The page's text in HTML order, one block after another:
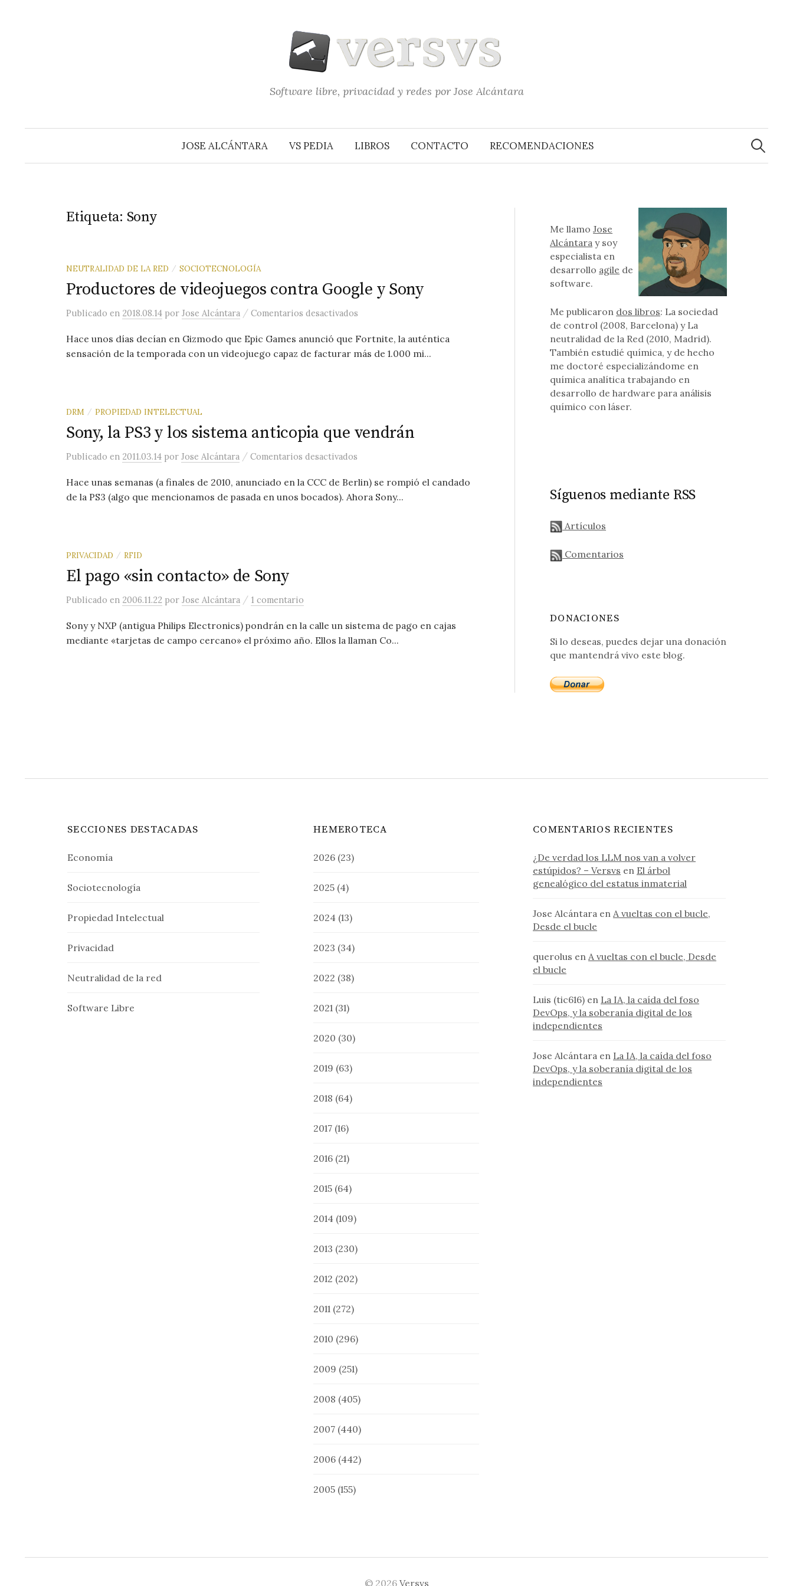
Software libre, privacidad y redes por Jose Alcántara
JOSE ALCÁNTARA VS PEDIA LIBROS CONTACTO RECOMENDACIONES
Buscar:
Etiqueta: Sony
NEUTRALIDAD DE LA RED / SOCIOTECNOLOGÍA
Productores de videojuegos contra Google y Sony
Publicado en 2018.08.14 por Jose Alcántara / Comentarios desactivados en Productores de videojuegos contra Google y Sony
Hace unos días decían en Gizmodo que Epic Games anunció que Fortnite, la auténtica
sensación de la temporada con un videojuego capaz de facturar más de 1.000 mi...
DRM / PROPIEDAD INTELECTUAL
Sony, la PS3 y los sistema anticopia que vendrán
Publicado en 2011.03.14 por Jose Alcántara / Comentarios desactivados
Hace unas semanas (a finales de 2010, anunciado en la CCC de Berlin) se rompió el candado
de la PS3 (algo que mencionamos de pasada en unos bocados). Ahora Sony...
PRIVACIDAD / RFID
El pago «sin contacto» de Sony
Publicado en 2006.11.22 por Jose Alcántara / 1 comentario
Sony y NXP (antigua Philips Electronics) pondrán en la calle un sistema de pago en cajas
mediante «tarjetas de campo cercano» el próximo año. Ellos la llaman Co...
Me llamoJose
Alcántara y soy
especialista en
desarrollo agile de
software.
Me publicaron dos libros: La sociedad
de control (2008, Barcelona) y La
neutralidad de la Red (2010, Madrid).
También estudié química, y de hecho
me doctoré especializándome en
química analítica trabajando en
desarrollo de hardware para análisis
químico con láser.
Síguenos mediante RSS
Artículos
Comentarios
DONACIONES
Si lo deseas, puedes dejar una donación
que mantendrá vivo este blog.
SECCIONES DESTACADAS
Economía
Sociotecnología
Propiedad Intelectual
Privacidad
Neutralidad de la red
Software Libre
HEMEROTECA
2026 (23)
2025 (4)
2024 (13)
2023 (34)
2022 (38)
2021 (31)
2020 (30)
2019 (63)
2018 (64)
2017 (16)
2016 (21)
2015 (64)
2014 (109)
2013 (230)
2012 (202)
2011 (272)
2010 (296)
2009 (251)
2008 (405)
2007 (440)
2006 (442)
2005 (155)
COMENTARIOS RECIENTES
¿De verdad los LLM nos van a volver
estúpidos? – Versvs en El árbol
genealógico del estatus inmaterial
Jose Alcántara en A vueltas con el bucle,
Desde el bucle
querolus en A vueltas con el bucle, Desde
el bucle
Luis (tic616) en La IA, la caída del foso
DevOps, y la soberanía digital de los
independientes
Jose Alcántara en La IA, la caída del foso
DevOps, y la soberanía digital de los
independientes
© 2026 Versvs